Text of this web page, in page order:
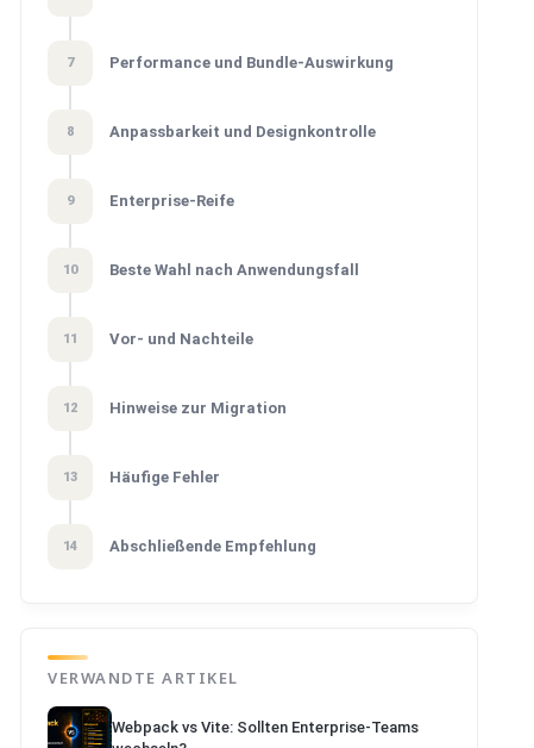
7 Performance und Bundle-Auswirkung
8 Anpassbarkeit und Designkontrolle
9 Enterprise-Reife
10 Beste Wahl nach Anwendungsfall
11 Vor- und Nachteile
12 Hinweise zur Migration
13 Häufige Fehler
14 Abschließende Empfehlung
VERWANDTE ARTIKEL
Webpack vs Vite: Sollten Enterprise-Teams